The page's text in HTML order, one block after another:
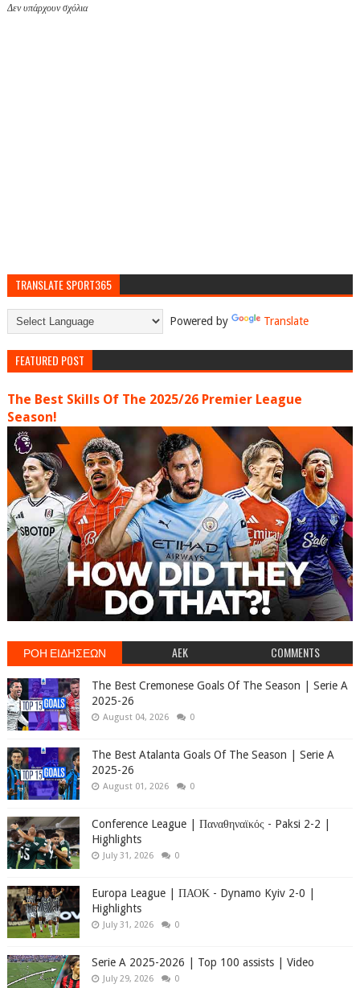
Δεν υπάρχουν σχόλια
TRANSLATE SPORT365
Powered by Translate
FEATURED POST
The Best Skills Of The 2025/26 Premier League
Season!
ΡΟΗ ΕΙΔΗΣΕΩΝ AEK COMMENTS
The Best Cremonese Goals Of The Season | Serie A
2025-26
August 04, 2026 0
The Best Atalanta Goals Of The Season | Serie A
2025-26
August 01, 2026 0
Conference League | Παναθηναϊκός - Paksi 2-2 |
Highlights
July 31, 2026 0
Europa League | ΠΑΟΚ - Dynamo Kyiv 2-0 |
Highlights
July 31, 2026 0
Serie A 2025-2026 | Top 100 assists | Video
July 29, 2026 0